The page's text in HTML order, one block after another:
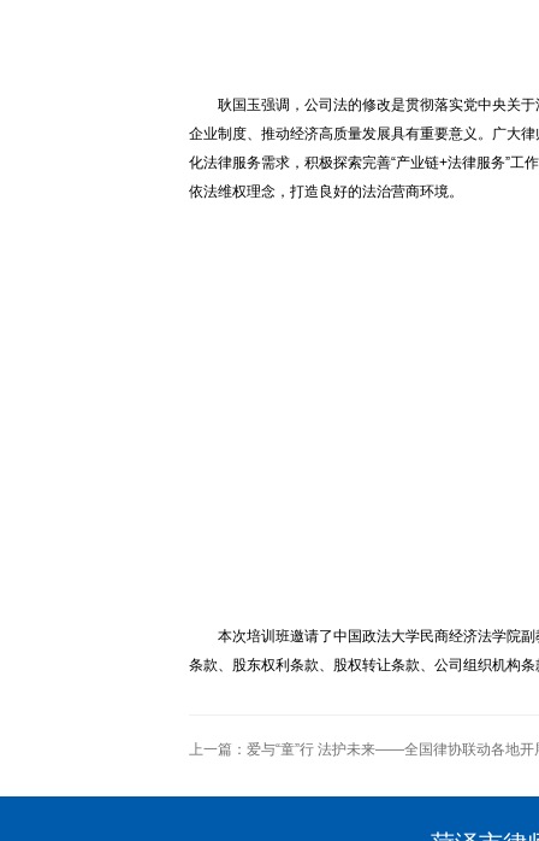
耿国玉强调，公司法的修改是贯彻落实党中央关
企业制度、推动经济高质量发展具有重要意义。广大
化法律服务需求，积极探索完善“产业链+法律服务”
依法维权理念，打造良好的法治营商环境。
本次培训班邀请了中国政法大学民商经济法学院
条款、股东权利条款、股权转让条款、公司组织机构
上一篇： 爱与“童”行 法护未来——全国律协联动各地开